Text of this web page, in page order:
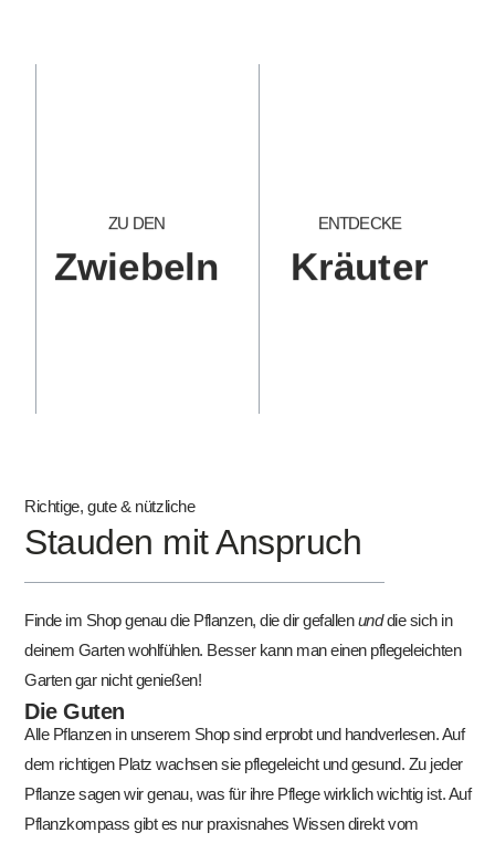
ZU DEN
Zwiebeln
ENTDECKE
Kräuter
Richtige, gute & nützliche
Stauden mit Anspruch
Finde im Shop genau die Pflanzen, die dir gefallenunddie sich in
deinem Garten wohlfühlen. Besser kann man einen pflegeleichten
Garten gar nicht genießen!
Die Guten
Alle Pflanzen in unserem Shop sind erprobt und handverlesen. Auf
dem richtigen Platz wachsen sie pflegeleicht und gesund. Zu jeder
Pflanze sagen wir genau, was für ihre Pflege wirklich wichtig ist. Auf
Pflanzkompass gibt es nur praxisnahes Wissen direkt vom